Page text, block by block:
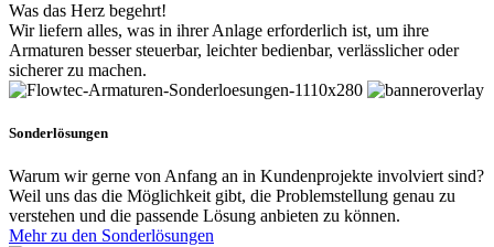
Was das Herz begehrt!
Wir liefern alles, was in ihrer Anlage erforderlich ist, um ihre
Armaturen besser steuerbar, leichter bedienbar, verlässlicher oder
sicherer zu machen.
Sonderlösungen
Warum wir gerne von Anfang an in Kundenprojekte involviert sind?
Weil uns das die Möglichkeit gibt, die Problemstellung genau zu
verstehen und die passende Lösung anbieten zu können.
Mehr zu den Sonderlösungen